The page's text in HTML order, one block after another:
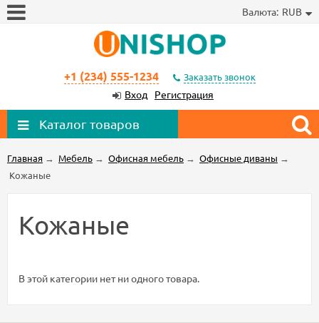
Валюта: RUB
+1 (234) 555-1234 Заказать звонок
Вход Регистрация
Каталог товаров
Главная → Мебель → Офисная мебель → Офисные диваны →
Кожаные
Кожаные
В этой категории нет ни одного товара.